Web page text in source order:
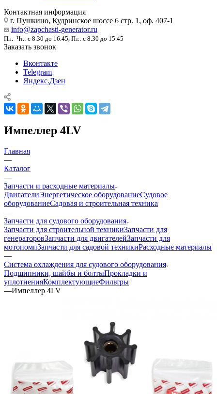
Контактная информация
г. Пушкино, Кудринское шоссе 6 стр. 1, оф. 407-1
info@zapchasti-generator.ru
Пн.–Чт.: с 8.30 до 16.45, Пт.: с 8.30 до 15.45
Заказать звонок
Вконтакте
Telegram
Яндекс.Дзен
Импеллер 4LV
Главная
—
Каталог
—
Запчасти и расходные материалы
ДвигателиЭнергетическое оборудованиеСудовое
оборудованиеСадовая и строительная техника
—
Запчасти для судового оборудования
Запчасти для строительной техникиЗапчасти для
генераторовЗапчасти для двигателейЗапчасти для
мотопомпЗапчасти для садовой техникиРасходные материалы
—
Система охлаждения для судового оборудования
Подшипники, шайбы и болтыПрокладки и
уплотненияКомплектующиеФильтры
—Импеллер 4LV